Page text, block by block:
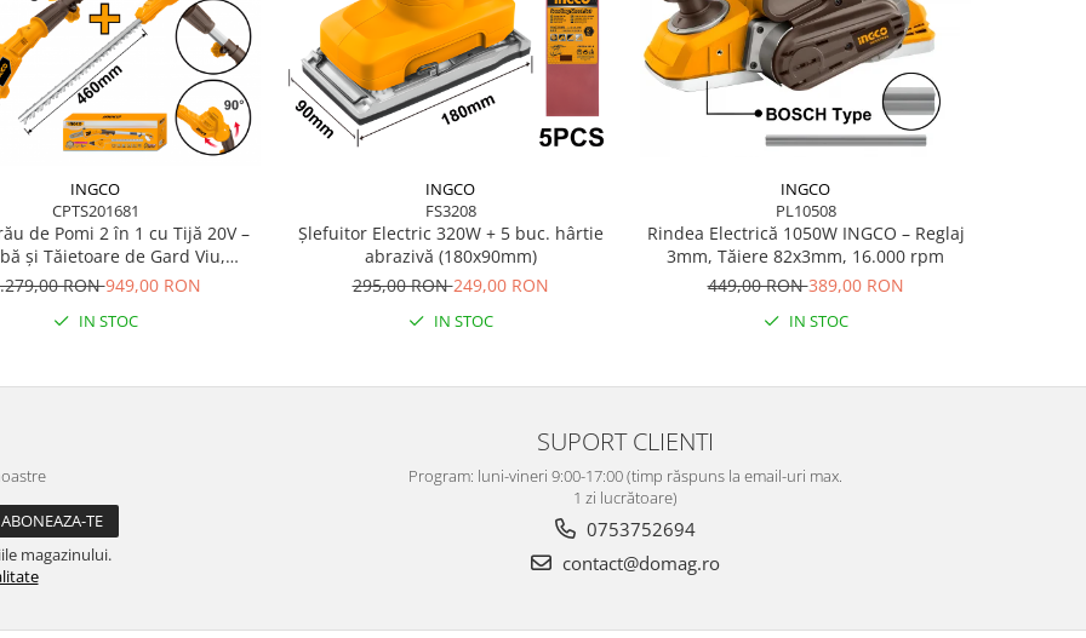
INGCO
CPTS201681
de Pomi 2 în 1 cu Tijă 20V –
și Tăietoare de Gard Viu,
2.4m, Acumulator Litiu
RON949,00 RON
IN STOC
INGCO
FS3208
Șlefuitor Electric 320W + 5 buc. hârtie
abrazivă (180x90mm)
295,00 RON249,00 RON
IN STOC
INGCO
PL10508
Rindea Electrică 1050W INGCO – Reglaj
3mm, Tăiere 82x3mm, 16.000 rpm
449,00 RON389,00 RON
IN STOC
magazinului.
SUPORT CLIENTI
Program: luni-vineri 9:00-17:00 (timp răspuns la email-uri max.
1 zi lucrătoare)
0753752694
contact@domag.ro